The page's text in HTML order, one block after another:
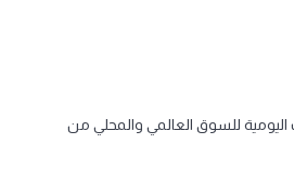
للسوق العالمي والمحلي من